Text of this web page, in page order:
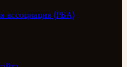
ассоциация (РБА)